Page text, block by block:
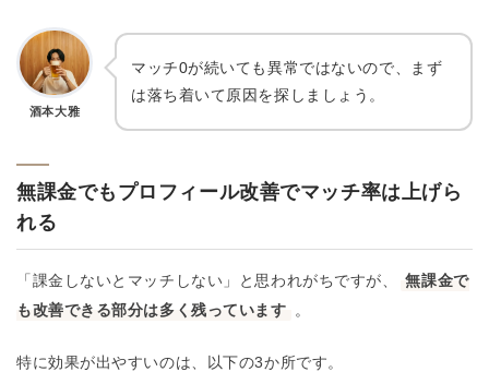
酒本大雅
マッチ0が続いても異常ではないので、まず
は落ち着いて原因を探しましょう。
無課金でもプロフィール改善でマッチ率は上げら
れる
「課金しないとマッチしない」と思われがちですが、
無課金で
も改善できる部分は多く残っています
。
特に効果が出やすいのは、以下の3か所です。